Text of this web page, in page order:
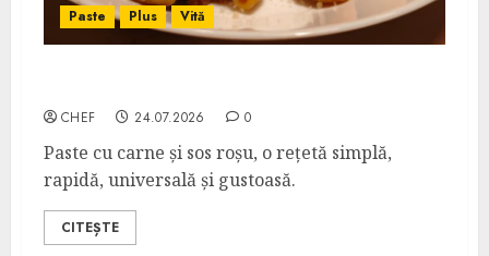
Paste Plus Vită
CHEF 24.07.2026 0
Paste cu carne și sos roșu, o rețetă simplă,
rapidă, universală și gustoasă.
CITEȘTE